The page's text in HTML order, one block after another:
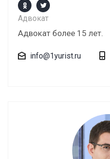
Адвокат
Адвокат более 15 лет.
info@1yurist.ru